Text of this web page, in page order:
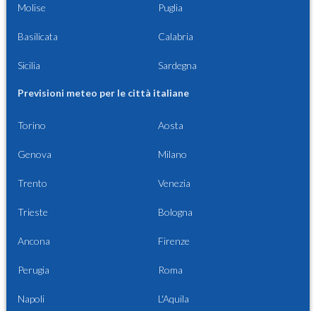
Molise Puglia
Basilicata Calabria
Sicilia Sardegna
Previsioni meteo per le città italiane
Torino Aosta
Genova Milano
Trento Venezia
Trieste Bologna
Ancona Firenze
Perugia Roma
Napoli L'Aquila